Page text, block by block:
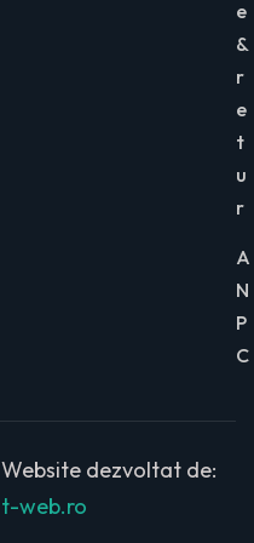
e
&
r
e
t
u
r
A
N
P
C
Website dezvoltat de:
t-web.ro